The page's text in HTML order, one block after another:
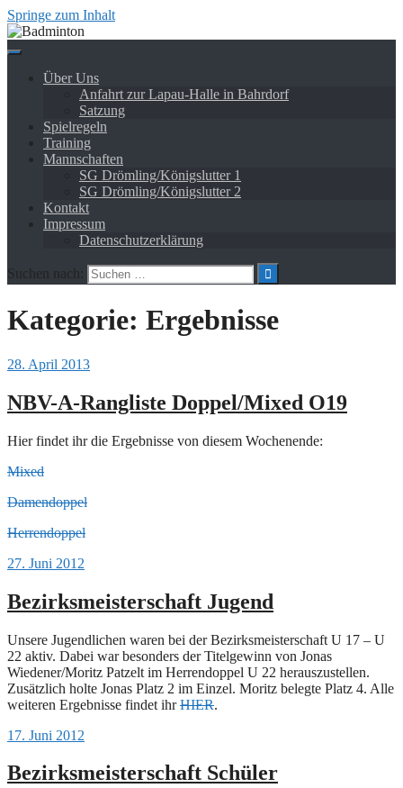
Springe zum Inhalt
Über Uns
Anfahrt zur Lapau-Halle in Bahrdorf
Satzung
Spielregeln
Training
Mannschaften
SG Drömling/Königslutter 1
SG Drömling/Königslutter 2
Kontakt
Impressum
Datenschutzerklärung
Suchen nach:
Kategorie: Ergebnisse
28. April 2013
NBV-A-Rangliste Doppel/Mixed O19
Hier findet ihr die Ergebnisse von diesem Wochenende:
Mixed
Damendoppel
Herrendoppel
27. Juni 2012
Bezirksmeisterschaft Jugend
Unsere Jugendlichen waren bei der Bezirksmeisterschaft U 17 – U
22 aktiv. Dabei war besonders der Titelgewinn von Jonas
Wiedener/Moritz Patzelt im Herrendoppel U 22 herauszustellen.
Zusätzlich holte Jonas Platz 2 im Einzel. Moritz belegte Platz 4. Alle
weiteren Ergebnisse findet ihrHIER.
17. Juni 2012
Bezirksmeisterschaft Schüler